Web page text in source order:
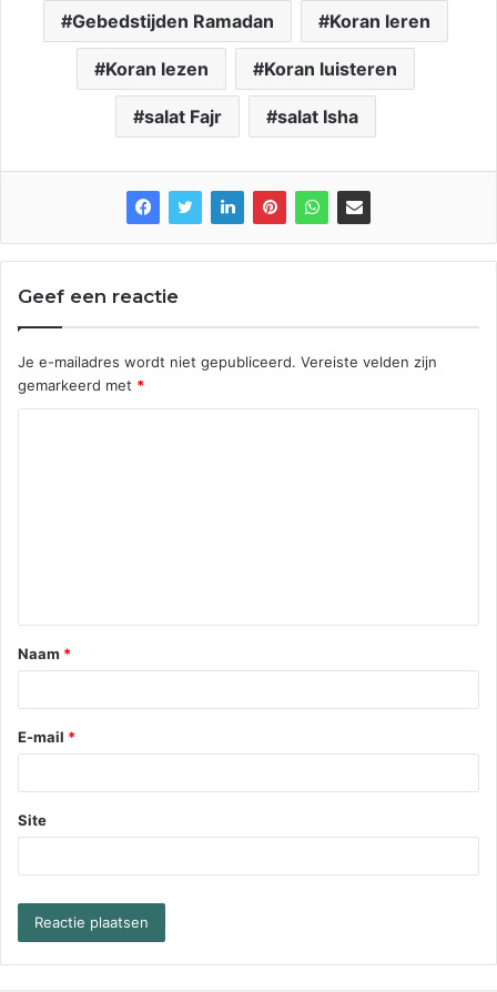
Gebedstijden Ramadan Koran leren
Koran lezen Koran luisteren
salat Fajr salat Isha
Geef een reactie
Je e-mailadres wordt niet gepubliceerd. Vereiste velden zijn
gemarkeerd met *
Naam *
E-mail *
Site